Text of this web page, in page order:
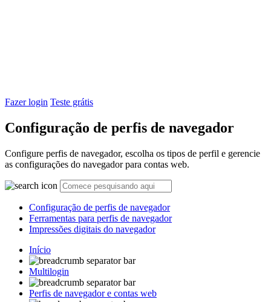
Fazer login Teste grátis
Configuração de perfis de navegador
Configure perfis de navegador, escolha os tipos de perfil e gerencie
as configurações do navegador para contas web.
Configuração de perfis de navegador
Ferramentas para perfis de navegador
Impressões digitais do navegador
Início
Multilogin
Perfis de navegador e contas web